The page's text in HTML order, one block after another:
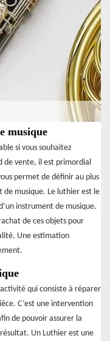
musique
si vous souhaitez
de vente, il est primordial
permet de définir au plus
musique. Le luthier est le
instrument de musique.
de ces objets pour
Une estimation
qui consiste à réparer
C’est une intervention
de pouvoir assurer la
Un Luthier est une